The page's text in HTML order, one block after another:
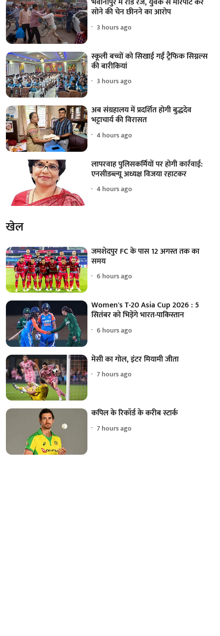
सोने की चेन छीनने का आरोप
3 hours ago
स्कूली बच्चों को सिखाई गईं ट्रैफिक सिग्नल्स
की बारीकियां
3 hours ago
अब संग्रहालय में प्रदर्शित होगी बुद्धदेव
भट्टाचार्य की विरासत
4 hours ago
लापरवाह पुलिसकर्मियों पर होगी कार्रवाई:
एनसीडब्ल्यू अध्यक्ष विजया रहाटकर
4 hours ago
खेल
जमशेदपुर FC के पास 12 अगस्त तक का
समय
6 hours ago
Women's T-20 Asia Cup 2026 : 5
सितंबर को भिड़ेंगे भारत-पाकिस्तान
6 hours ago
मेसी का गोल, इंटर मियामी जीता
7 hours ago
कपिल के रिकॉर्ड के करीब स्टार्क
7 hours ago